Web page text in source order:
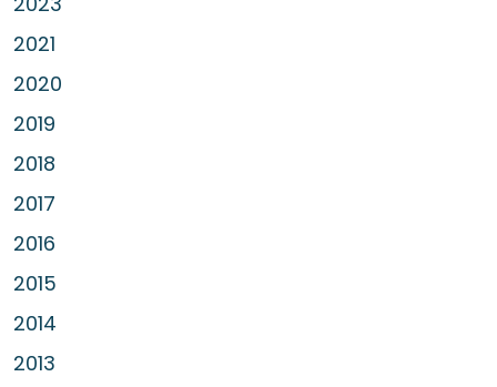
2021
2020
2019
2018
2017
2016
2015
2014
2013